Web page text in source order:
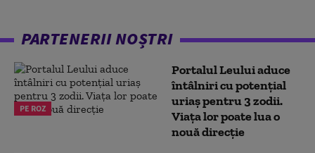
PARTENERII NOȘTRI
PE ROZ
Portalul Leului aduce
întâlniri cu potențial
uriaș pentru 3 zodii.
Viața lor poate lua o
nouă direcție